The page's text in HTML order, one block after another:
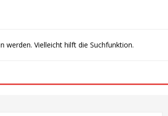
werden. Vielleicht hilft die Suchfunktion.